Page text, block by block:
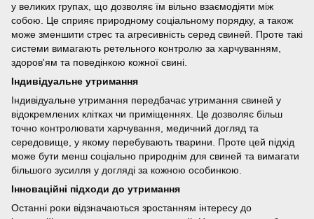
у великих групах, що дозволяє їм вільно взаємодіяти між
собою. Це сприяє природному соціальному порядку, а також
може зменшити стрес та агресивність серед свиней. Проте такі
системи вимагають ретельного контролю за харчуванням,
здоров'ям та поведінкою кожної свині.
Індивідуальне утримання
Індивідуальне утримання передбачає утримання свиней у
відокремлених клітках чи приміщеннях. Це дозволяє більш
точно контролювати харчування, медичний догляд та
середовище, у якому перебувають тварини. Проте цей підхід
може бути менш соціально природнім для свиней та вимагати
більшого зусилля у догляді за кожною особинкою.
Інноваційні підходи до утримання
Останні роки відзначаються зростанням інтересу до